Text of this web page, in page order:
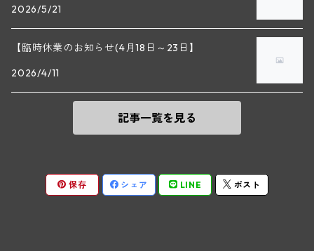
ルー・デュモン(ジュヴレ・シャンベルタン)
アンリ・ルブルソー(ジュヴレ・シャンベルタン)
ドミニク・ラフォン(ムルソー)
ガニャール・ドラグランジュ(シャサーニュ・モンラッシェ)
ビルギット・アイヒンガー
ユルチッチ・ゾンホーフ
レート
ヴェーニンガー
ヴィーニンガー
ズュート・シュタイヤーマルク
2026/5/21
【臨時休業のお知らせ(4月18日～23日】
2026/4/11
記事一覧を見る
保存 シェア LINE ポスト